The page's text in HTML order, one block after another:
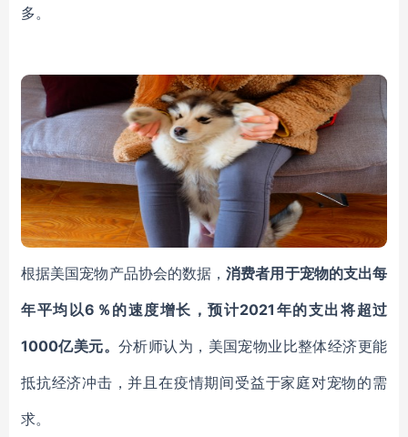
多。
根据美国宠物产品协会的数据，消费者用于宠物的支出每
年平均以6％的速度增长，预计2021年的支出将超过
1000亿美元。分析师认为，美国宠物业比整体经济更能
抵抗经济冲击，并且在疫情期间受益于家庭对宠物的需
求。